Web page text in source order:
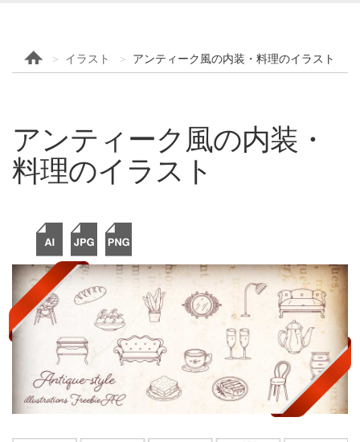
イラスト アンティーク風の内装・料理のイラスト
アンティーク風の内装・
料理のイラスト